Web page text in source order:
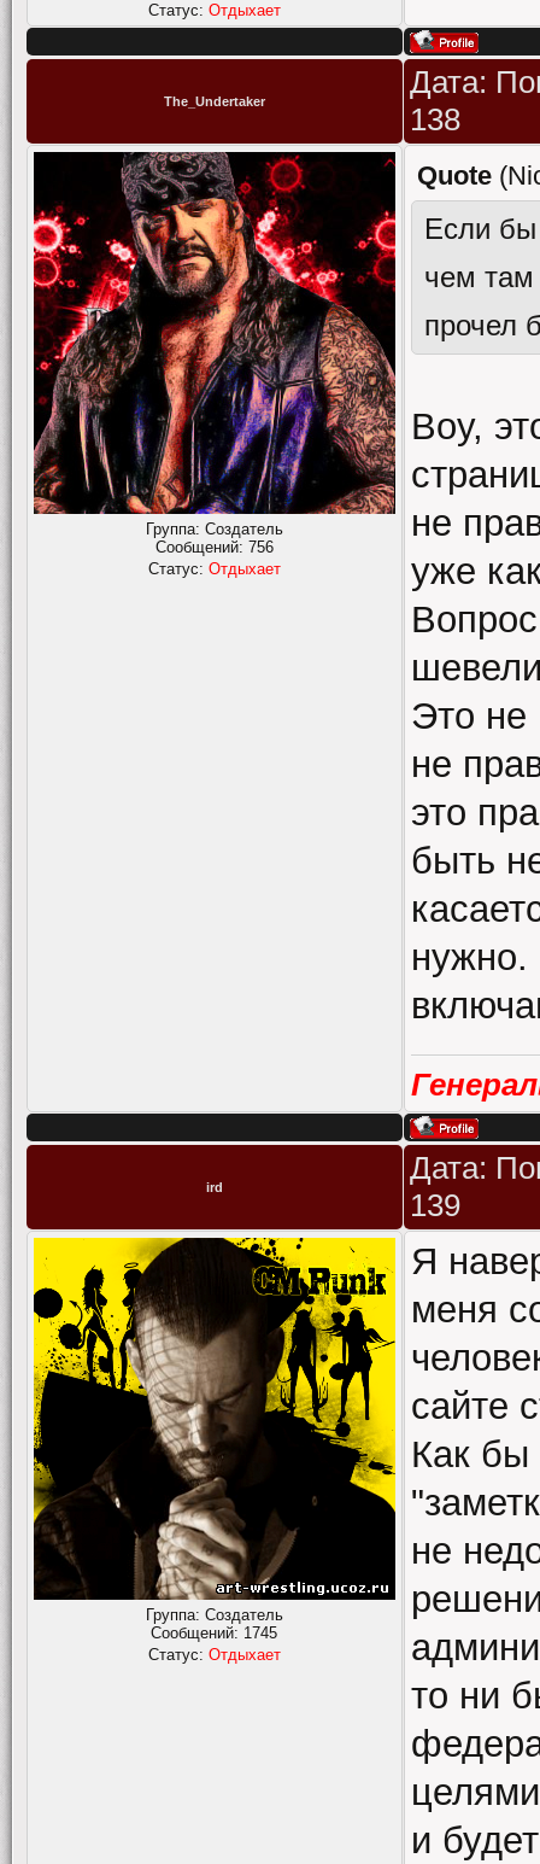
Статус: Отдыхает
The_Undertaker
Дата:
138
Группа: Создатель
Сообщений: 756
Статус: Отдыхает
Quote (
Если бы
чем там
прочел
Воу,
не
уже
Это не
не
это
быть
нужно.
ird
Дата:
139
Группа: Создатель
Сообщений: 1745
Статус: Отдыхает
Я
меня
сайте
Как бы
не
то ни
и